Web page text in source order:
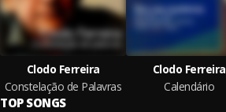
Clodo Ferreira
Constelação de Palavras
Clodo Ferreira
Calendário
TOP SONGS